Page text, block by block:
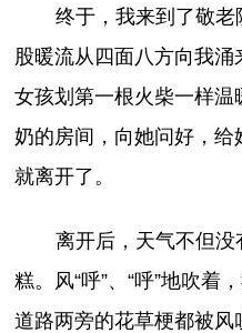
终于，我来到了敬
股暖流从四面八方向我
女孩划第一根火柴一样
奶的房间，向她问好，
就离开了。
离开后，天气不但
糕。风“呼”、“呼”地吹着
道路两旁的花草梗都被